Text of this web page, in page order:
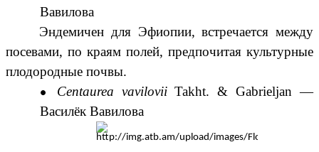
Вавилова
Эндемичен для Эфиопии, встречается между
посевами, по краям полей, предпочитая культурные
плодородные почвы.
Centaurea vavilovii Takht. &Gabrieljan —
Василёк Вавилова